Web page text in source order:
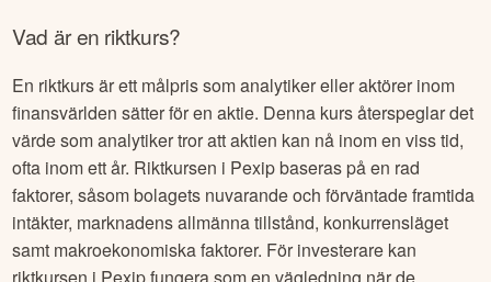
Vad är en riktkurs?
En riktkurs är ett målpris som analytiker eller aktörer inom
finansvärlden sätter för en aktie. Denna kurs återspeglar det
värde som analytiker tror att aktien kan nå inom en viss tid,
ofta inom ett år. Riktkursen i Pexipbaseras på en rad
faktorer, såsom bolagets nuvarande och förväntade framtida
intäkter, marknadens allmänna tillstånd, konkurrensläget
samt makroekonomiska faktorer. För investerare kan